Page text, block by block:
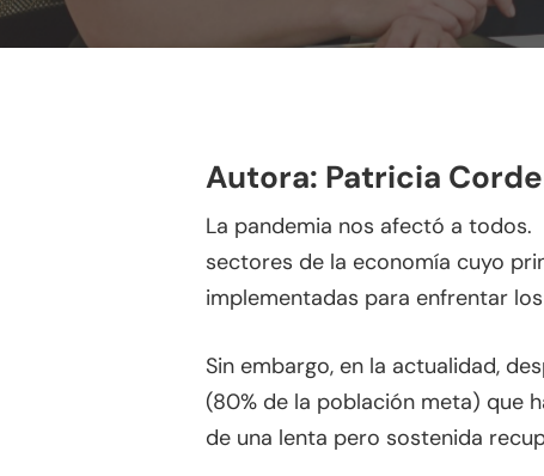
Presione enter para buscar o ESC para
Autora: Patricia
La pandemia nos afectó a
sectores de la economía cuyo
implementadas para enfrentar
Sin embargo, en la actualidad,
(80% de la población meta) que
de una lenta pero sostenida